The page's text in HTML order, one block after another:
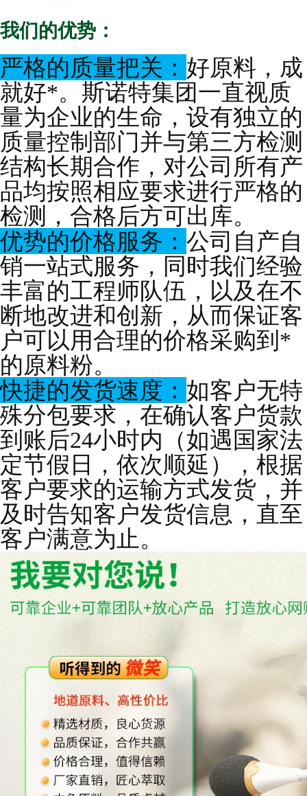
我们的优势：
严格的质量把关： 好原料，成
就好*。斯诺特集团一直视质
量为企业的生命，设有独立的
质量控制部门并与第三方检测
结构长期合作，对公司所有产
品均按照相应要求进行严格的
检测，合格后方可出库。
优势的价格服务： 公司自产自
销一站式服务，同时我们经验
丰富的工程师队伍，以及在不
断地改进和创新，从而保证客
户可以用合理的价格采购到*
的原料粉。
快捷的发货速度： 如客户无特
殊分包要求，在确认客户货款
到账后24小时内（如遇国家法
定节假日，依次顺延），根据
客户要求的运输方式发货，并
及时告知客户发货信息，直至
客户满意为止。